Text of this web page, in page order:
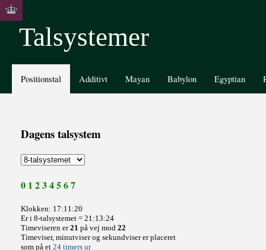
Talsystemer
Positionstal Additivt Mayan Babylon Egyptian
Dagens talsystem
0 1 2 3 4 5 6 7
Klokken: 17:11:20
Er i 8-talsystemet = 21:13:24
Timeviseren er21 på vej mod 22
Timeviser, minutviser og sekundviser er placeret
som på et 24 timers ur